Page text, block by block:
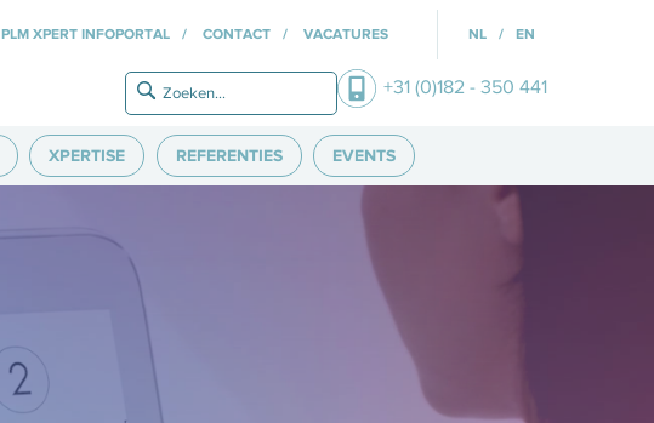
PLM XPERT INFOPORTAL CONTACT VACATURES NL EN
+31 (0)182 - 350 441
XPERTISE REFERENTIES EVENTS